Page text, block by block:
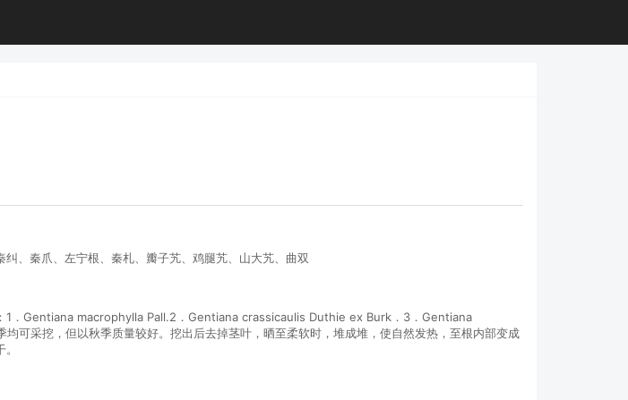
、秦爪、左宁根、秦札、瓣子艽、鸡腿艽、山大艽、曲双
1．Gentiana macrophylla Pall.2．Gentiana crassicaulis Duthie ex Burk．3．Gentiana
采挖，但以秋季质量较好。挖出后去掉茎叶，晒至柔软时，堆成堆，使自然发热，至根内部变成